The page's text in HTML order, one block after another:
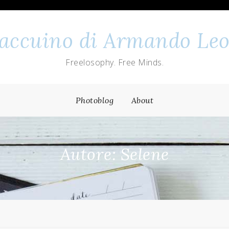
di Armando
Freelosophy. Free Minds.
Photoblog About
Autore: Selene